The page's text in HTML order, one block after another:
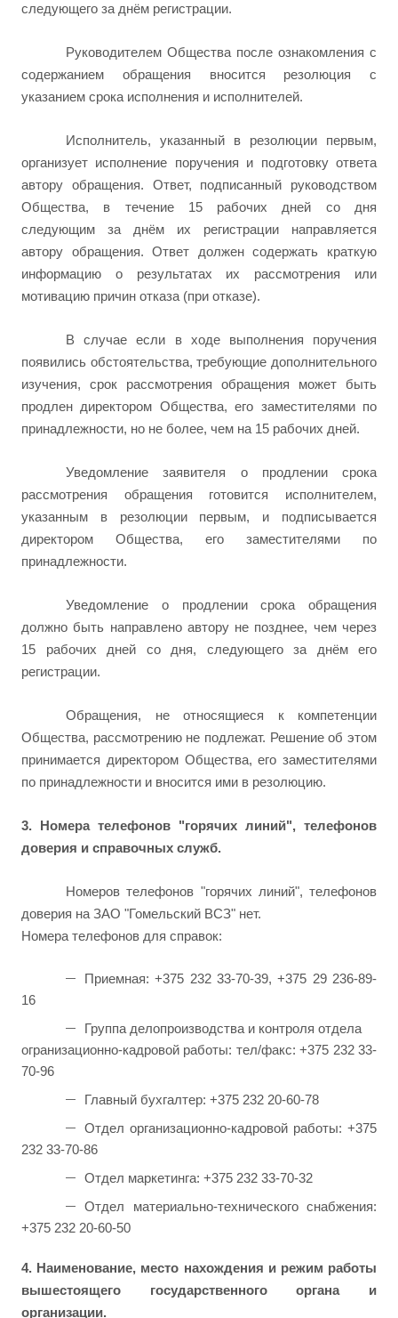
следующего за днём регистрации.
Руководителем Общества после ознакомления с
содержанием обращения вносится резолюция с
указанием срока исполнения и исполнителей.
Исполнитель, указанный в резолюции первым,
организует исполнение поручения и подготовку ответа
автору обращения. Ответ, подписанный руководством
Общества, в течение 15 рабочих дней со дня
следующим за днём их регистрации направляется
автору обращения. Ответ должен содержать краткую
информацию о результатах их рассмотрения или
мотивацию причин отказа (при отказе).
В случае если в ходе выполнения поручения
появились обстоятельства, требующие дополнительного
изучения, срок рассмотрения обращения может быть
продлен директором Общества, его заместителями по
принадлежности, но не более, чем на 15 рабочих дней.
Уведомление заявителя о продлении срока
рассмотрения обращения готовится исполнителем,
указанным в резолюции первым, и подписывается
директором Общества, его заместителями по
принадлежности.
Уведомление о продлении срока обращения
должно быть направлено автору не позднее, чем через
15 рабочих дней со дня, следующего за днём его
регистрации.
Обращения, не относящиеся к компетенции
Общества, рассмотрению не подлежат. Решение об этом
принимается директором Общества, его заместителями
по принадлежности и вносится ими в резолюцию.
3. Номера телефонов "горячих линий", телефонов
доверия и справочных служб.
Номеров телефонов "горячих линий", телефонов
доверия на ЗАО "Гомельский ВСЗ" нет.
Номера телефонов для справок:
Приемная: +375 232 33-70-39, +375 29 236-89-
16
Группа делопроизводства и контроля отдела
огранизационно-кадровой работы: тел/факс: +375 232 33-
70-96
Главный бухгалтер: +375 232 20-60-78
Отдел организационно-кадровой работы: +375
232 33-70-86
Отдел маркетинга: +375 232 33-70-32
Отдел материально-технического снабжения:
+375 232 20-60-50
4. Наименование, место нахождения и режим работы
вышестоящего государственного органа и
организации.